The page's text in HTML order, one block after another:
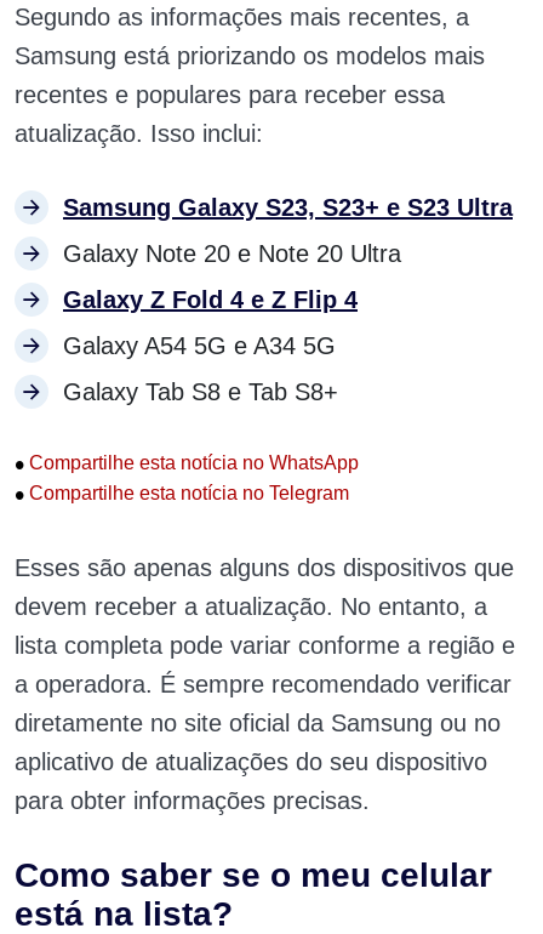
Segundo as informações mais recentes, a
Samsung está priorizando os modelos mais
recentes e populares para receber essa
atualização. Isso inclui:
Samsung Galaxy S23, S23+ e S23 Ultra
Galaxy Note 20 e Note 20 Ultra
Galaxy Z Fold 4 e Z Flip 4
Galaxy A54 5G e A34 5G
Galaxy Tab S8 e Tab S8+
• Compartilhe esta notícia no WhatsApp
• Compartilhe esta notícia no Telegram
Esses são apenas alguns dos dispositivos que
devem receber a atualização. No entanto, a
lista completa pode variar conforme a região e
a operadora. É sempre recomendado verificar
diretamente no site oficial da Samsung ou no
aplicativo de atualizações do seu dispositivo
para obter informações precisas.
Como saber se o meu celular
está na lista?